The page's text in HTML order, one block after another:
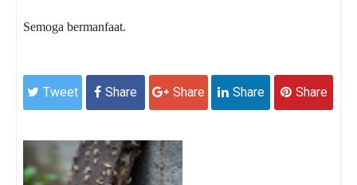
Semoga bermanfaat.
Tweet Share Share Share Share